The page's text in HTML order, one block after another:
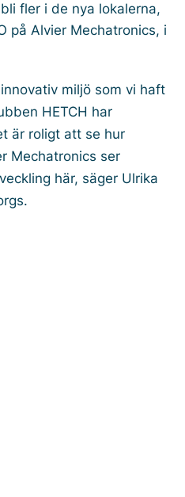
fler i de nya lokalerna,
på Alvier Mechatronics, i
miljö som vi haft
HETCH har
är roligt att se hur
Mechatronics ser
här, säger Ulrika